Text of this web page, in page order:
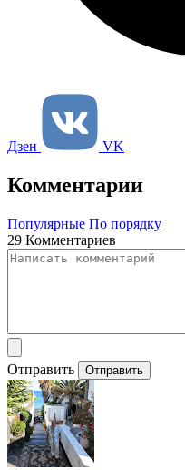
Дзен VK
Комментарии
Популярные По порядку
29 Комментариев
Отправить Отправить